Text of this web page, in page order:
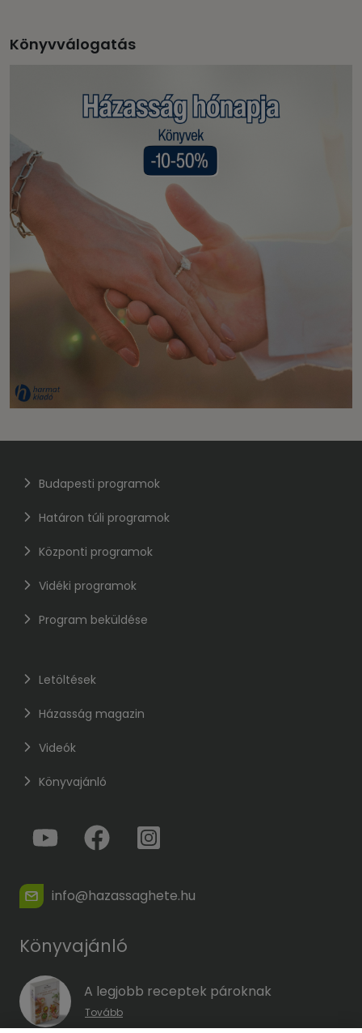
Könyvválogatás
Budapesti programok
Határon túli programok
Központi programok
Vidéki programok
Program beküldése
Letöltések
Házasság magazin
Videók
Könyvajánló
info@hazassaghete.hu
Könyvajánló
A legjobb receptek pároknak
Tovább